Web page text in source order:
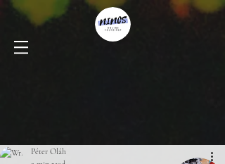
Péter Oláh